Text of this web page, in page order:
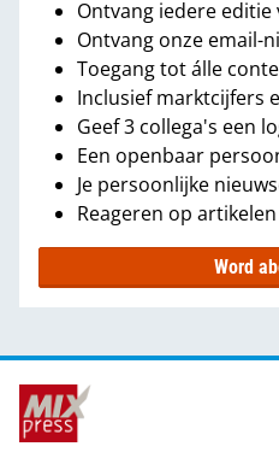
Ontvang iedere editie
Ontvang onze email-
Toegang tot álle
Inclusief marktcijfers
Geef 3 collega's een
Een openbaar
Je persoonlijke
Reageren op artikelen
Word